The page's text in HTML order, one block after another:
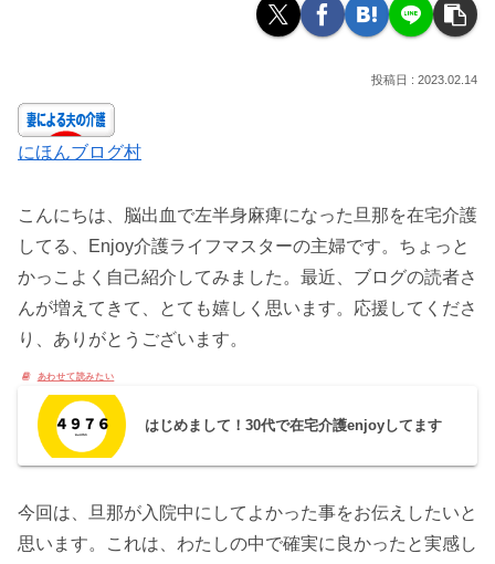
2023.02.14
にほんブログ村
こんにちは、脳出血で左半身麻痺になった旦那を在宅介護
してる、Enjoy介護ライフマスターの主婦です。ちょっと
かっこよく自己紹介してみました。最近、ブログの読者さ
んが増えてきて、とても嬉しく思います。応援してくださ
り、ありがとうございます。
はじめまして！30代で在宅介護enjoyしてます
今回は、旦那が入院中にしてよかった事をお伝えしたいと
思います。これは、わたしの中で確実に良かったと実感し